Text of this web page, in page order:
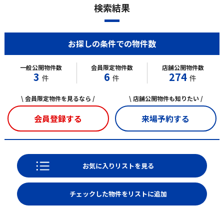
検索結果
お探しの条件での物件数
一般公開物件数
3 件
会員限定物件数
6 件
店舗公開物件数
274 件
\ 会員限定物件を見るなら /
会員登録する
\ 店舗公開物件も知りたい /
来場予約する
お気に入りリストを見る